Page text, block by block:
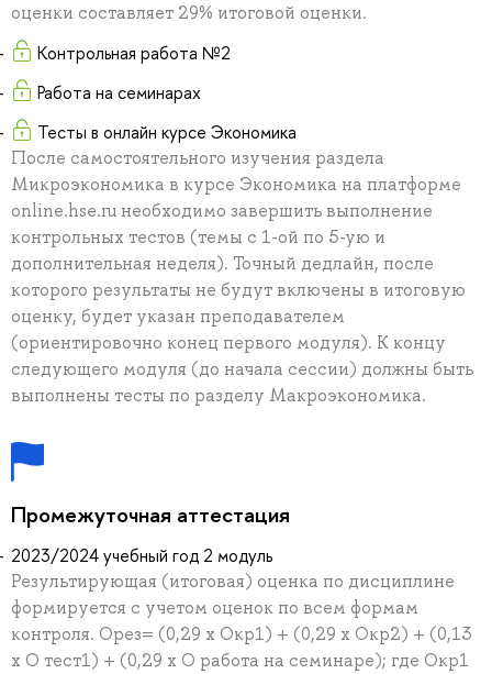
оценки составляет 29% итоговой оценки.
Контрольная работа №2
Работа на семинарах
Тесты в онлайн курсе Экономика
После самостоятельного изучения раздела
Микроэкономика в курсе Экономика на платформе
online.hse.ru необходимо завершить выполнение
контрольных тестов (темы с 1-ой по 5-ую и
дополнительная неделя). Точный дедлайн, после
которого результаты не будут включены в итоговую
оценку, будет указан преподавателем
(ориентировочно конец первого модуля). К концу
следующего модуля (до начала сессии) должны быть
выполнены тесты по разделу Макроэкономика.
Промежуточная аттестация
2023/2024 учебный год 2 модуль
Результирующая (итоговая) оценка по дисциплине
формируется с учетом оценок по всем формам
контроля. Орез= (0,29 х Окр1) + (0,29 х Окр2) + (0,13
х О тест1) + (0,29 х О работа на семинаре); где Окр1